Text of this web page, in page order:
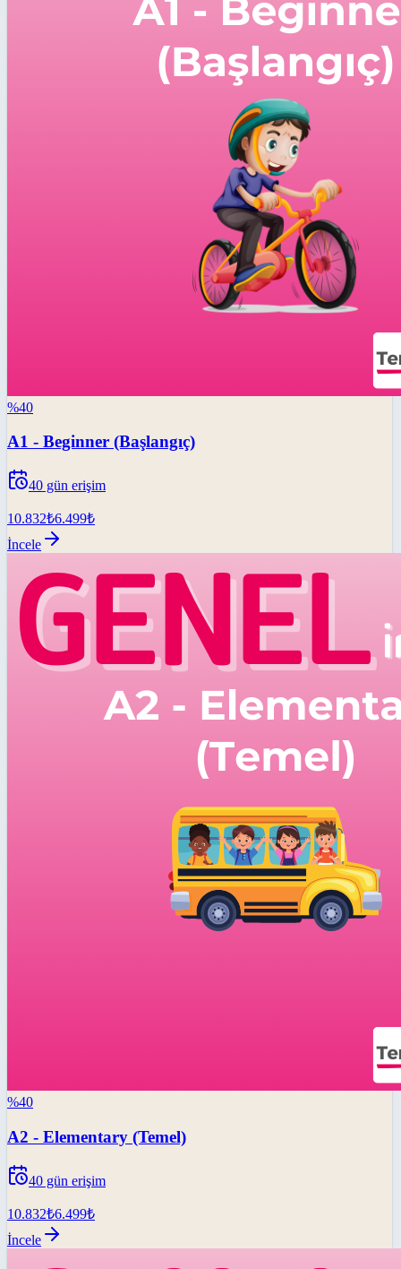
%40
A1 - Beginner (Başlangıç)
40 gün erişim
10.832₺6.499₺
İncele
%40
A2 - Elementary (Temel)
40 gün erişim
10.832₺6.499₺
İncele